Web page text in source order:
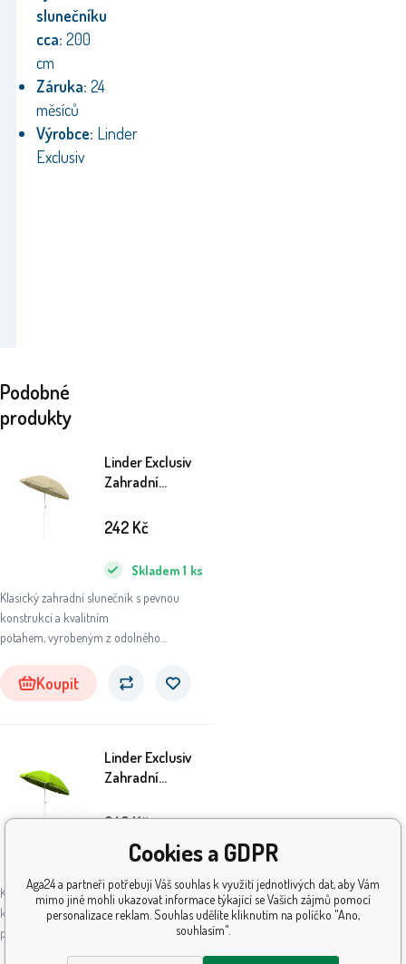
slunečníku
cca: 200
cm
Záruka: 24
měsíců
Výrobce: Linder
Exclusiv
Podobné
produkty
Linder Exclusiv
Zahradní
Béžový
Klasický zahradní slunečník s pevnou
konstrukcí a kvalitním
potahem, vyrobeným z odolného
Skladem 1 ks
242 Kč
Koupit
Linder Exclusiv
Zahradní
Zelený
Klasický zahradní slunečník s pevnou
konstrukcí a kvalitním
potahem, vyrobeným z odolného
polyesterového materiálu.
Skladem 5+ ks
242Kč
Cookies a GDPR
Aga24 a partneři potřebují Váš souhlas k využití jednotlivých dat, aby Vám
mimo jiné mohli ukazovat informace týkající se Vašich zájmů pomocí
personalizace reklam. Souhlas udělíte kliknutím na políčko "Ano,
souhlasím".